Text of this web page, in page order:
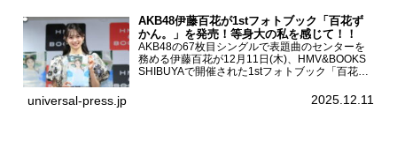
AKB48伊藤百花が1stフォトブック「百花ず
かん。」を発売！等身大の私を感じて！！
AKB48の67枚目シングルで表題曲のセンターを
務める伊藤百花が12月11日(木)、HMV&BOOKS
SHIBUYAで開催された1stフォトブック「百花ず
した。AKB48伊藤百花1stフォトブッ...
universal-press.jp 2025.12.11